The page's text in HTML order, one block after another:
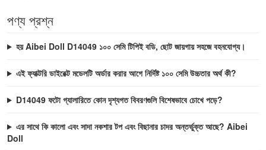
পণ্য প্রশ্ন
হয় Aibei Doll D14049 ১০০ সেমি টিপিই বডি, ছোট জায়গায় সহজে বহনযোগ্য।
এই ফ্যাক্টরি ডাইরেক্ট মডেলটি অর্ডার করার আগে নির্দিষ্ট ১০০ সেমি উচ্চতার অর্থ কী?
D14049 ফটো গ্যালারিতে কোন দৃশ্যগত বিবরণগুলি বিশেষভাবে চোখে পড়ে?
এর সাথে কি কালো এবং সাদা নকশার টপ এবং বিছানার চাদর অন্তর্ভুক্ত আছে? Aibei
Doll